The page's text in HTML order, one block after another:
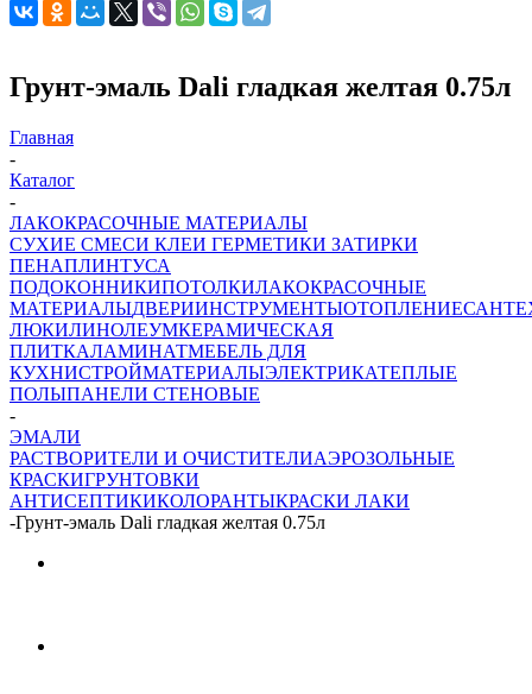
Грунт-эмаль Dali гладкая желтая 0.75л
Главная
-
Каталог
-
ЛАКОКРАСОЧНЫЕ МАТЕРИАЛЫ
СУХИЕ СМЕСИ КЛЕИ ГЕРМЕТИКИ ЗАТИРКИ
ПЕНАПЛИНТУСА
ПОДОКОННИКИПОТОЛКИЛАКОКРАСОЧНЫЕ
МАТЕРИАЛЫДВЕРИИНСТРУМЕНТЫОТОПЛЕНИЕ
ЛЮКИЛИНОЛЕУМКЕРАМИЧЕСКАЯ
ПЛИТКАЛАМИНАТМЕБЕЛЬ ДЛЯ
КУХНИСТРОЙМАТЕРИАЛЫЭЛЕКТРИКАТЕПЛЫЕ
ПОЛЫПАНЕЛИ СТЕНОВЫЕ
-
ЭМАЛИ
РАСТВОРИТЕЛИ И ОЧИСТИТЕЛИАЭРОЗОЛЬНЫЕ
КРАСКИГРУНТОВКИ
АНТИСЕПТИКИКОЛОРАНТЫКРАСКИ ЛАКИ
-Грунт-эмаль Dali гладкая желтая 0.75л